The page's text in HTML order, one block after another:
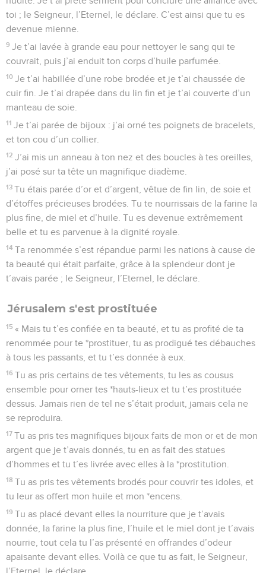
toi ; le Seigneur, l’Eternel, le déclare. C’est ainsi que tu es
devenue mienne.
9 Je t’ai lavée à grande eau pour nettoyer le sang qui te
couvrait, puis j’ai enduit ton corps d’huile parfumée.
10 Je t’ai habillée d’une robe brodée et je t’ai chaussée de
cuir fin. Je t’ai drapée dans du lin fin et je t’ai couverte d’un
manteau de soie.
11 Je t’ai parée de bijoux : j’ai orné tes poignets de bracelets,
et ton cou d’un collier.
12 J’ai mis un anneau à ton nez et des boucles à tes oreilles,
j’ai posé sur ta tête un magnifique diadème.
13 Tu étais parée d’or et d’argent, vêtue de fin lin, de soie et
d’étoffes précieuses brodées. Tu te nourrissais de la farine la
plus fine, de miel et d’huile. Tu es devenue extrêmement
belle et tu es parvenue à la dignité royale.
14 Ta renommée s’est répandue parmi les nations à cause de
ta beauté qui était parfaite, grâce à la splendeur dont je
t’avais parée ; le Seigneur, l’Eternel, le déclare.
Jérusalem s'est prostituée
15 « Mais tu t’es confiée en ta beauté, et tu as profité de ta
renommée pour te *prostituer, tu as prodigué tes débauches
à tous les passants, et tu t’es donnée à eux.
16 Tu as pris certains de tes vêtements, tu les as cousus
ensemble pour orner tes *hauts-lieux et tu t’es prostituée
dessus. Jamais rien de tel ne s’était produit, jamais cela ne
se reproduira.
17 Tu as pris tes magnifiques bijoux faits de mon or et de mon
argent que je t’avais donnés, tu en as fait des statues
d’hommes et tu t’es livrée avec elles à la *prostitution.
18 Tu as pris tes vêtements brodés pour couvrir tes idoles, et
tu leur as offert mon huile et mon *encens.
19 Tu as placé devant elles la nourriture que je t’avais
donnée, la farine la plus fine, l’huile et le miel dont je t’avais
nourrie, tout cela tu l’as présenté en offrandes d’odeur
apaisante devant elles. Voilà ce que tu as fait, le Seigneur,
l’Eternel, le déclare.